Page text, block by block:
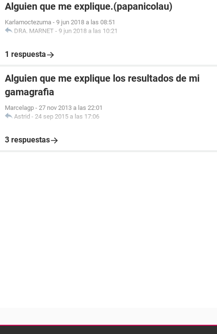
Alguien que me explique.(papanicolau)
Karlamoctezuma - 9 jun 2018 a las 08:51
DRA. MARNET - 9 jun 2018 a las 10:21
1 respuesta
Alguien que me explique los resultados de mi
gamagrafia
Marcelagp - 27 nov 2013 a las 22:01
Astrid - 24 sep 2015 a las 17:06
3 respuestas